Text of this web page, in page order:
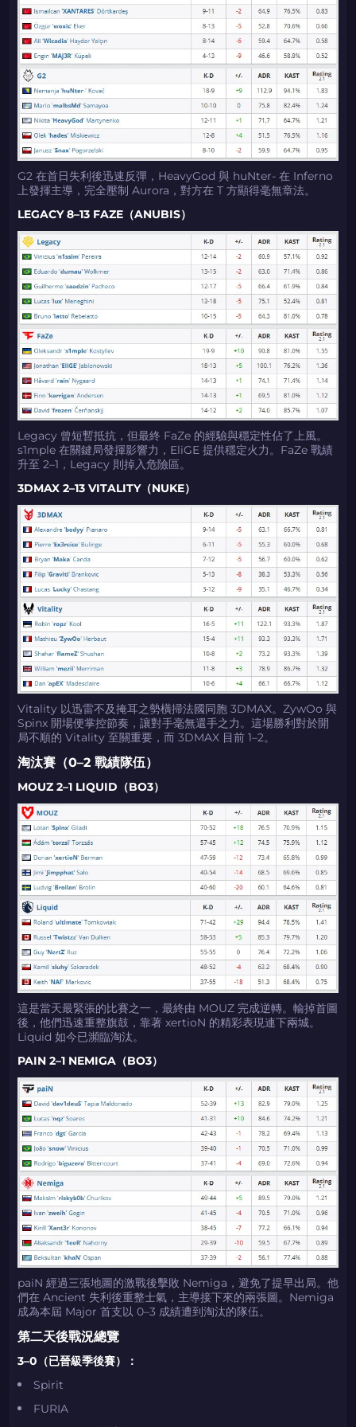
带上你的促销代码
只需抓取区域并将促销代码复制到剪贴板
2024LONG
如何使用促销代码
复制到剪贴板
如何使用促销代码
带上你的促销代码
如何使用促销代码
带上你的促销代码
由KARRIGAN倾情推荐
团队 THE MONGOLZ
CS2CODES.CN社区与电子竞技
G2 在首日失利後迅速反彈，HeavyGod 與 huNter- 在 Inferno
上發揮主導，完全壓制 Aurora，對方在 T 方顯得毫無章法。
LEGACY 8–13 FAZE（ANUBIS）
Legacy 曾短暫抵抗，但最終 FaZe 的經驗與穩定性佔了上風。
s1mple 在關鍵局發揮影響力，EliGE 提供穩定火力。FaZe 戰績
升至 2–1，Legacy 則掉入危險區。
3DMAX 2–13 VITALITY（NUKE）
Vitality 以迅雷不及掩耳之勢橫掃法國同胞 3DMAX。ZywOo 與
Spinx 開場便掌控節奏，讓對手毫無還手之力。這場勝利對於開
局不順的 Vitality 至關重要，而 3DMAX 目前 1–2。
淘汰賽（0–2 戰績隊伍）
MOUZ 2–1 LIQUID（BO3）
這是當天最緊張的比賽之一，最終由 MOUZ 完成逆轉。輸掉首圖
後，他們迅速重整旗鼓，靠著 xertioN 的精彩表現連下兩城。
Liquid 如今已瀕臨淘汰。
PAIN 2–1 NEMIGA（BO3）
paiN 經過三張地圖的激戰後擊敗 Nemiga，避免了提早出局。他
們在 Ancient 失利後重整士氣，主導接下來的兩張圖。Nemiga
成為本屆 Major 首支以 0–3 成績遭到淘汰的隊伍。
第二天後戰況總覽
3–0（已晉級季後賽）：
Spirit
FURIA